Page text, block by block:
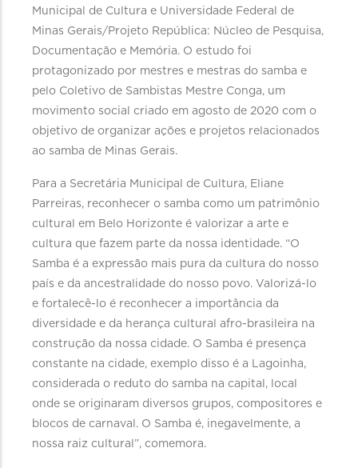
Municipal de Cultura e Universidade Federal de
Minas Gerais/Projeto República: Núcleo de Pesquisa,
Documentação e Memória. O estudo foi
protagonizado por mestres e mestras do samba e
pelo Coletivo de Sambistas Mestre Conga, um
movimento social criado em agosto de 2020 com o
objetivo de organizar ações e projetos relacionados
ao samba de Minas Gerais.
Para a Secretária Municipal de Cultura, Eliane
Parreiras, reconhecer o samba como um patrimônio
cultural em Belo Horizonte é valorizar a arte e
cultura que fazem parte da nossa identidade. “O
Samba é a expressão mais pura da cultura do nosso
país e da ancestralidade do nosso povo. Valorizá-lo
e fortalecê-lo é reconhecer a importância da
diversidade e da herança cultural afro-brasileira na
construção da nossa cidade. O Samba é presença
constante na cidade, exemplo disso é a Lagoinha,
considerada o reduto do samba na capital, local
onde se originaram diversos grupos, compositores e
blocos de carnaval. O Samba é, inegavelmente, a
nossa raiz cultural”, comemora.